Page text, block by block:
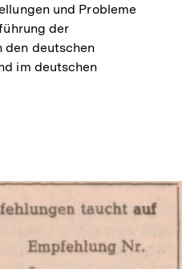
und Probleme
der
den deutschen
im deutschen